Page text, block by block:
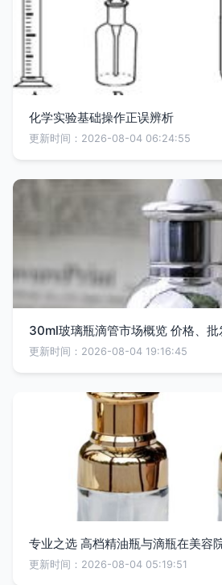
化学实验基础操作正误辨析
更新时间：2026-08-04 06:24:55
30ml玻璃瓶滴管市场概览 价格、
更新时间：2026-08-04 19:16:45
专业之选 高档精油瓶与滴瓶在美容
更新时间：2026-08-04 05:19:51